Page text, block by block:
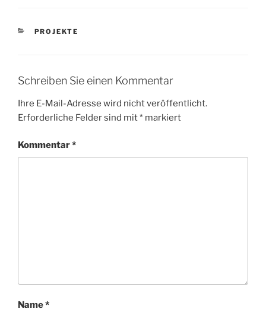
KATEGORIEN
PROJEKTE
Schreiben Sie einen Kommentar
Ihre E-Mail-Adresse wird nicht veröffentlicht.
Erforderliche Felder sind mit* markiert
Kommentar*
Name*